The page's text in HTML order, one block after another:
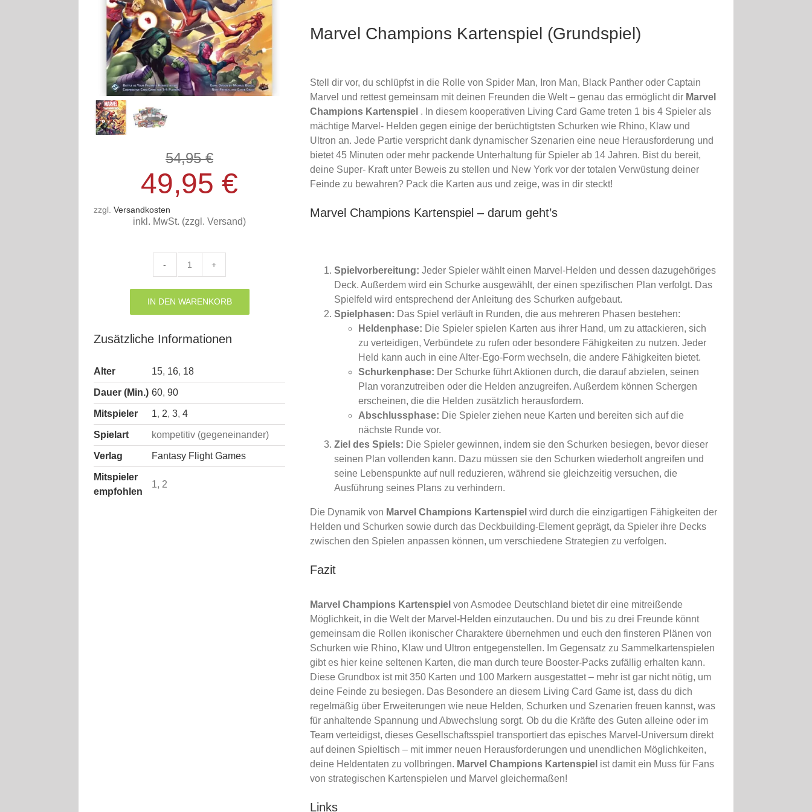
54,95€
Ursprünglicher
Preis
war:
54,95 €
49,95€
Aktueller
Preis
ist:
49,95 €.
zzgl. Versandkosten
inkl. MwSt. (zzgl. Versand)
Marvel
Kartenspiel
Menge
IN DEN WARENKORB
Zusätzliche Informationen
Alter 15, 16, 18
Dauer (Min.) 60, 90
Mitspieler 1, 2, 3, 4
Spielart kompetitiv (gegeneinander)
Verlag Fantasy Flight Games
Mitspieler
empfohlen
1, 2
Marvel Champions Kartenspiel (Grundspiel)
Stell dir vor, du schlüpfst in die Rolle von Spider Man, Iron Man, Black Panther oder Captain
Marvel und rettest gemeinsam mit deinen Freunden die Welt – genau das ermöglicht dir Marvel
Champions Kartenspiel . In diesem kooperativen Living Card Game treten 1 bis 4 Spieler als
mächtige Marvel- Helden gegen einige der berüchtigtsten Schurken wie Rhino, Klaw und
Ultron an. Jede Partie verspricht dank dynamischer Szenarien eine neue Herausforderung und
bietet 45 Minuten oder mehr packende Unterhaltung für Spieler ab 14 Jahren. Bist du bereit,
deine Super- Kraft unter Beweis zu stellen und New York vor der totalen Verwüstung deiner
Feinde zu bewahren? Pack die Karten aus und zeige, was in dir steckt!
Marvel Champions Kartenspiel – darum geht’s
Spielvorbereitung: Jeder Spieler wählt einen Marvel-Helden und dessen dazugehöriges
Deck. Außerdem wird ein Schurke ausgewählt, der einen spezifischen Plan verfolgt. Das
Spielfeld wird entsprechend der Anleitung des Schurken aufgebaut.
Spielphasen: Das Spiel verläuft in Runden, die aus mehreren Phasen bestehen:
Heldenphase: Die Spieler spielen Karten aus ihrer Hand, um zu attackieren, sich
zu verteidigen, Verbündete zu rufen oder besondere Fähigkeiten zu nutzen. Jeder
Held kann auch in eine Alter-Ego-Form wechseln, die andere Fähigkeiten bietet.
Schurkenphase: Der Schurke führt Aktionen durch, die darauf abzielen, seinen
Plan voranzutreiben oder die Helden anzugreifen. Außerdem können Schergen
erscheinen, die die Helden zusätzlich herausfordern.
Abschlussphase: Die Spieler ziehen neue Karten und bereiten sich auf die
nächste Runde vor.
Ziel des Spiels: Die Spieler gewinnen, indem sie den Schurken besiegen, bevor dieser
seinen Plan vollenden kann. Dazu müssen sie den Schurken wiederholt angreifen und
seine Lebenspunkte auf null reduzieren, während sie gleichzeitig versuchen, die
Ausführung seines Plans zu verhindern.
Die Dynamik von Marvel Champions Kartenspiel wird durch die einzigartigen Fähigkeiten der
Helden und Schurken sowie durch das Deckbuilding-Element geprägt, da Spieler ihre Decks
zwischen den Spielen anpassen können, um verschiedene Strategien zu verfolgen.
Fazit
Marvel Champions Kartenspiel von Asmodee Deutschland bietet dir eine mitreißende
Möglichkeit, in die Welt der Marvel-Helden einzutauchen. Du und bis zu drei Freunde könnt
gemeinsam die Rollen ikonischer Charaktere übernehmen und euch den finsteren Plänen von
Schurken wie Rhino, Klaw und Ultron entgegenstellen. Im Gegensatz zu Sammelkartenspielen
gibt es hier keine seltenen Karten, die man durch teure Booster-Packs zufällig erhalten kann.
Diese Grundbox ist mit 350 Karten und 100 Markern ausgestattet – mehr ist gar nicht nötig, um
deine Feinde zu besiegen. Das Besondere an diesem Living Card Game ist, dass du dich
regelmäßig über Erweiterungen wie neue Helden, Schurken und Szenarien freuen kannst, was
für anhaltende Spannung und Abwechslung sorgt. Ob du die Kräfte des Guten alleine oder im
Team verteidigst, dieses Gesellschaftsspiel transportiert das episches Marvel-Universum direkt
auf deinen Spieltisch – mit immer neuen Herausforderungen und unendlichen Möglichkeiten,
deine Heldentaten zu vollbringen. Marvel Champions Kartenspiel ist damit ein Muss für Fans
von strategischen Kartenspielen und Marvel gleichermaßen!
Links